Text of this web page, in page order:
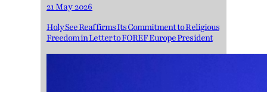
21 May 2026
Holy See Reaffirms Its Commitment to Religious
Freedom in Letter to FOREF Europe President